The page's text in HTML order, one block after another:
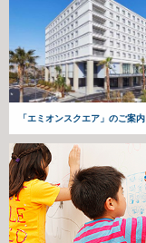
「エミオンスクエア」のご案内